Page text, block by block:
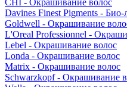
CHI - Окрашивание волос
Davines Finest Pigments -
Goldwell - Окрашивание
L'Oreal Professionnel -
Lebel - Окрашивание волос
Londa - Окрашивание волос
Matrix - Окрашивание волос
Schwarzkopf - Окрашивание